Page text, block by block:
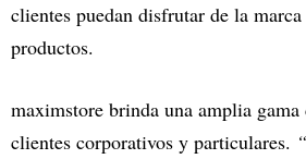
clientes puedan disfrutar de la
productos.
maximstore brinda una amplia gama
clientes corporativos y particulares. “